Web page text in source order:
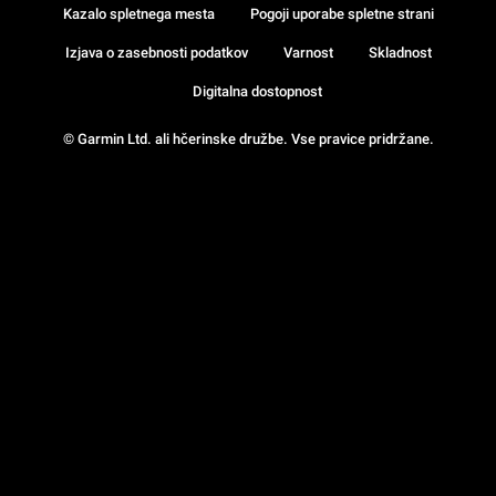
© Garmin Ltd. ali hčerinske družbe. Vse pravice pridržane.
Kazalo spletnega mesta Pogoji uporabe spletne strani
Izjava o zasebnosti podatkov Varnost Skladnost
Digitalna dostopnost